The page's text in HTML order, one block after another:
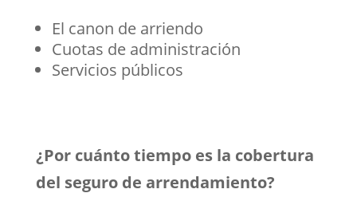
El canon de arriendo
Cuotas de administración
Servicios públicos
¿Por cuánto tiempo es la cobertura
del seguro de arrendamiento?